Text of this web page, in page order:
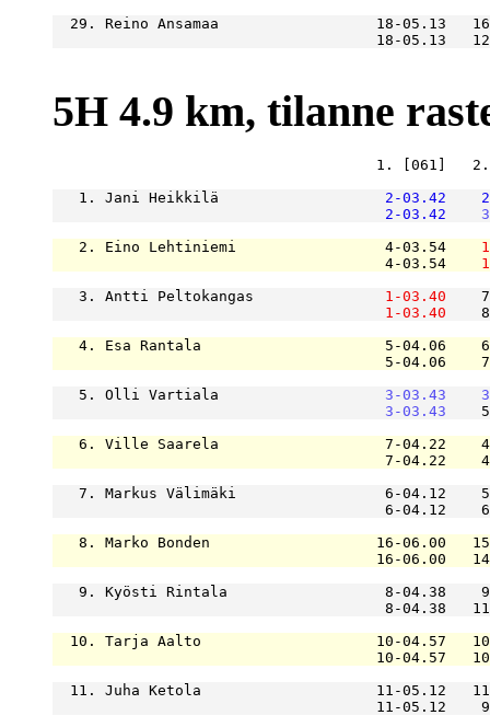
29. Reino Ansamaa                  18-05.13
18-05.13
5H 4.9 km, tilanne
1. [061]
   1. Jani Heikkilä
2-03.42
2-03.42
   2. Eino Lehtiniemi                 4-03.54
                                      4-03.54
   3. Antti Peltokangas
1-03.40
1-03.40
4. Esa Rantala                     5-04.06
5-04.06
   5. Olli Vartiala
3-03.43
3-03.43
6. Ville Saarela                   7-04.22
7-04.22
7. Markus Välimäki                 6-04.12
6-04.12
8. Marko Bonden                   16-06.00
16-06.00
9. Kyösti Rintala                  8-04.38
8-04.38
10. Tarja Aalto                    10-04.57
10-04.57
11. Juha Ketola                    11-05.12
11-05.12